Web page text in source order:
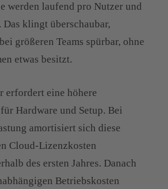
werden laufend pro Nutzer und
Das klingt überschaubar,
größeren Teams spürbar, ohne
etwas besitzt.
erfordert eine höhere
Hardware und Setup. Bei
amortisiert sich diese
Cloud-Lizenzkosten
des ersten Jahres. Danach
Betriebskosten